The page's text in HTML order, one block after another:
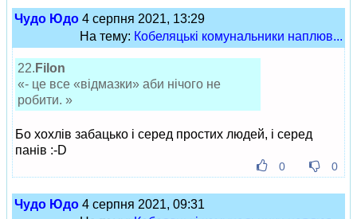
Чудо Юдо 4 серпня 2021, 13:29
На тему: Кобеляцькі комунальники наплюв...
22. Filon
«- це все «відмазки» аби нічого не
робити. »
Бо хохлів забацько і серед простих людей, і серед
панів :-D
0 0
Чудо Юдо 4 серпня 2021, 09:31